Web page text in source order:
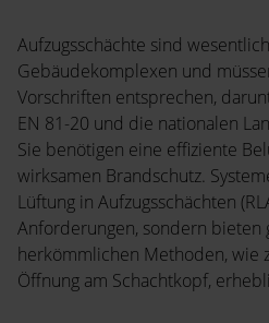
Aufzugsschächte sind
Gebäudekomplexen und
Vorschriften entsprechen,
EN 81-20 und die nationalen
Sie benötigen eine effiziente
wirksamen Brandschutz.
Lüftung in Aufzugsschächten
Anforderungen, sondern bieten
herkömmlichen Methoden, wie
Öffnung am Schachtkopf,